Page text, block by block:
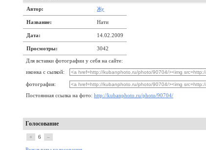
Автор: Жу
Название: Нати
Дата: 14.02.2009
Просмотры: 3042
Для вставки фотографии у себя на сайте:
иконка с сылкой:
фотография:
Постоянная ссылка на фото: http://kubanphoto.ru/photo/90704/
Голосование
+ 6 –